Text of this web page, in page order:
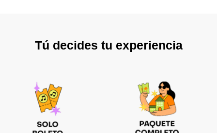
Tú decides tu experiencia